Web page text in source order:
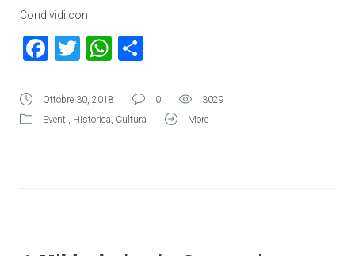
Condividi con
Facebook
TwitterWhatsApp
Ottobre 30, 2018 0
3029
Eventi, Historica, Cultura More